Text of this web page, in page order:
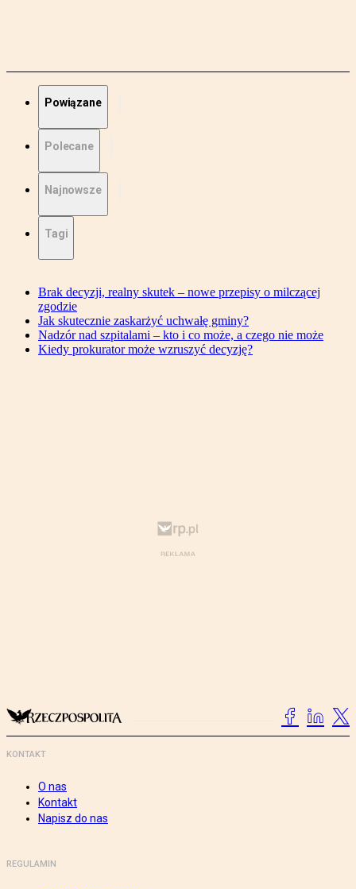
Powiązane
Polecane
Najnowsze
Tagi
Brak decyzji, realny skutek – nowe przepisy o milczącej
zgodzie
Jak skutecznie zaskarżyć uchwałę gminy?
Nadzór nad szpitalami – kto i co może, a czego nie może
Kiedy prokurator może wzruszyć decyzję?
KONTAKT
O nas
Kontakt
Napisz do nas
REGULAMIN